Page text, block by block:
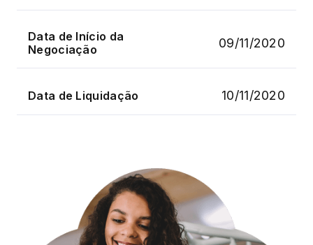
Data de Início da
Negociação
09/11/2020
Data de Liquidação 10/11/2020